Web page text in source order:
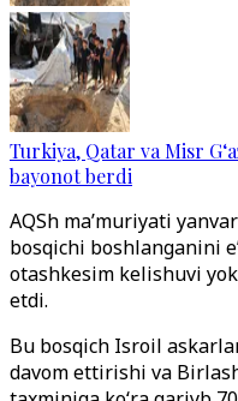
Turkiya, Qatar va Misr
bayonot berdi
AQSh ma’muriyati
bosqichi boshlanganini
otashkesim kelishuvi
etdi.
Bu bosqich Isroil
davom ettirishi va